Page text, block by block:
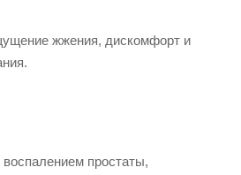
жжения, дискомфорт и
простаты,